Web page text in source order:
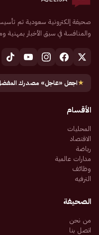
والمنافسة في سبق الأخبار
★اجعل «عاجل» مصدرك
الأقسام
المحليات
الاقتصاد
رياضة
مدارات عالمية
وظائف
الترفيه
الصحيفة
من نحن
اتصل بنا